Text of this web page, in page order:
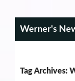
Werner's
Tag Archives: